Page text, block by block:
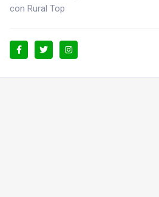
con Rural Top